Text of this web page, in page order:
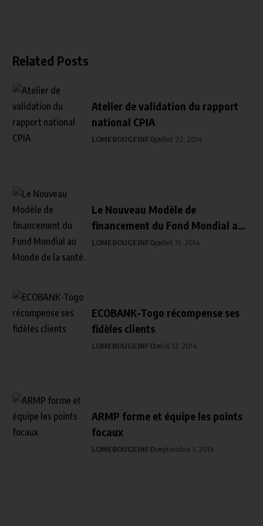
Related Posts
Atelier de validation du rapport
national CPIA
LOMEBOUGEINFOjuillet 22, 2014
Le Nouveau Modèle de
financement du Fond Mondial au
Monde de la santé.
LOMEBOUGEINFOjuillet 31, 2014
ECOBANK-Togo récompense ses
fidèles clients
LOMEBOUGEINFOaoût 13, 2014
ARMP forme et équipe les points
focaux
LOMEBOUGEINFOseptembre 1, 2014